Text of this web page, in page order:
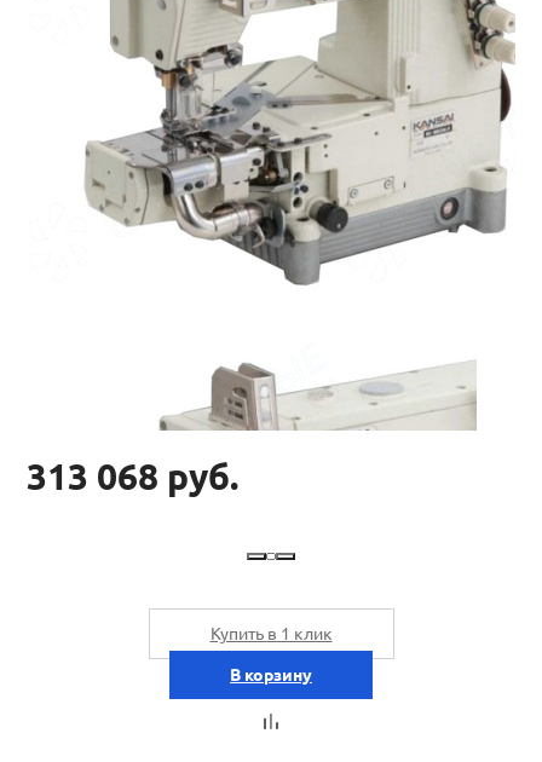
313 068 руб.
Купить в 1 клик
В корзину